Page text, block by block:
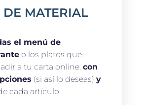
DE MATERIAL
el menú de
o los platos que
a tu carta online, con
(si así lo deseas) y
cada artículo.